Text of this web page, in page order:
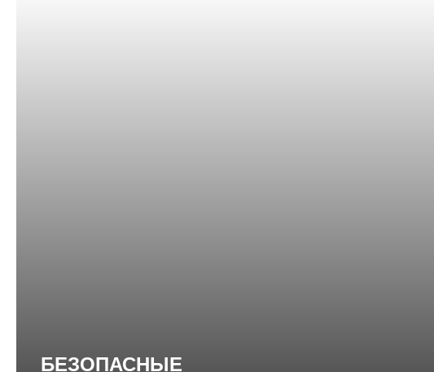
БЕЗОПАСНЫЕ